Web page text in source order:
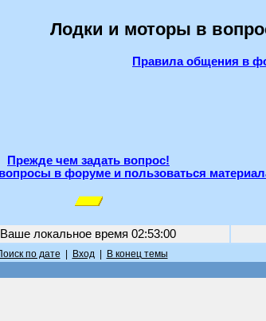
Лодки и моторы в
Правила общения в
Прежде чем задать вопрос!
в форуме и пользоваться
Ваше локальное время 02:53:00
по дате Вход| В конец темы